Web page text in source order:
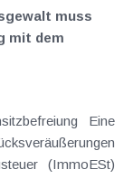
muss
mit dem
Eine
(ImmoESt)